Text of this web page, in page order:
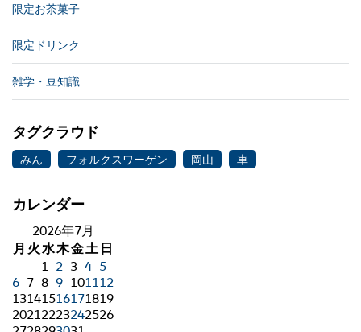
限定お茶菓子
限定ドリンク
雑学・豆知識
タグクラウド
みん フォルクスワーゲン 岡山 車
カレンダー
2026年7月
月 火水木金土 日
1 2 3 4 5
6 7 8 9 101112
13141516171819
20212223242526